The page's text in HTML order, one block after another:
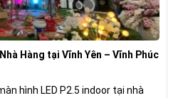
Hàng tại Vĩnh Yên – Vĩnh Phúc
hình LED P2.5 indoor tại nhà